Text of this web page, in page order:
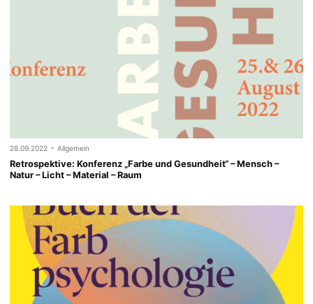
28.09.2022 - Allgemein
Retrospektive: Konferenz „Farbe und Gesundheit“ – Mensch –
Natur – Licht – Material – Raum